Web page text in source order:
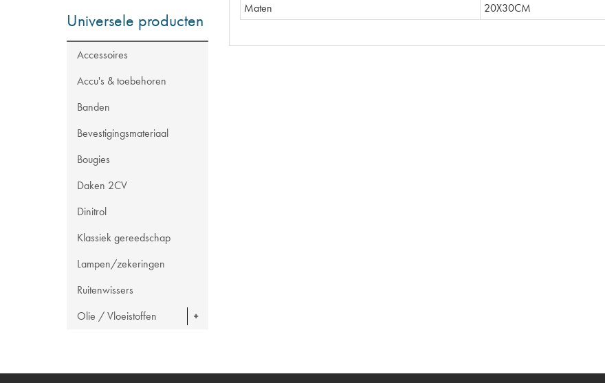
Universele producten
Accessoires
Accu's & toebehoren
Banden
Bevestigingsmateriaal
Bougies
Daken 2CV
Dinitrol
Klassiek gereedschap
Lampen/zekeringen
Ruitenwissers
Olie / Vloeistoffen
Maten
20X30CM